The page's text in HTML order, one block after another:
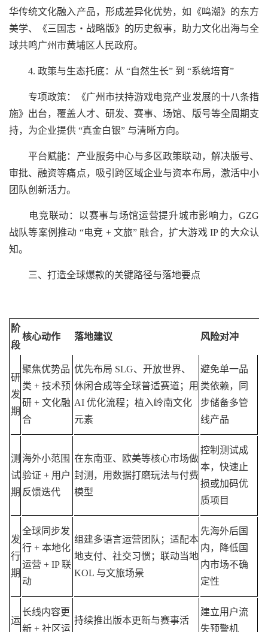
华传统文化融入产品，形成差异化优势，如《鸣潮》的东方
美学、《三国志・战略版》的历史叙事，助力文化出海与全
球共鸣广州市黄埔区人民政府。
4. 政策与生态托底：从 “自然生长” 到 “系统培育”
专项政策：《广州市扶持游戏电竞产业发展的十八条措
施》出台，覆盖人才、研发、赛事、场馆、版号等全周期支
持，为企业提供 “真金白银” 与清晰方向。
平台赋能：产业服务中心与多区政策联动，解决版号、
审批、融资等痛点，吸引跨区域企业与资本布局，激活中小
团队创新活力。
电竞联动：以赛事与场馆运营提升城市影响力，GZG
战队等案例推动 “电竞 + 文旅” 融合，扩大游戏 IP 的大众认
知。
三、打造全球爆款的关键路径与落地要点
阶
段
核心动作 落地建议 风险对冲
研
发
期
聚焦优势品
类 + 技术预
研 + 文化融
合
优先布局 SLG、开放世界、
休闲合成等全球普适赛道；用
AI 优化流程；植入岭南文化
元素
避免单一品
类依赖，同
步储备多管
线产品
测
试
期
海外小范围
验证 + 用户
反馈迭代
在东南亚、欧美等核心市场做
封测，用数据打磨玩法与付费
模型
控制测试成
本，快速止
损或加码优
质项目
发
行
期
全球同步发
行 + 本地化
运营 + IP 联
动
组建多语言运营团队；适配本
地支付、社交习惯；联动当地
KOL 与文旅场景
先海外后国
内，降低国
内市场不确
定性
运
长线内容更
新 + 社区运
持续推出版本更新与赛事活
建立用户流
失预警机